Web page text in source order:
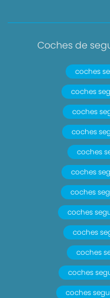
Coches de
coches
coches
coches
coches
coches
coches
coches
coches
coches
coches
coches
coches